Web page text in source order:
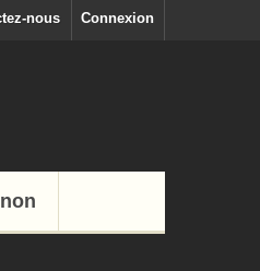
Connexion
nous